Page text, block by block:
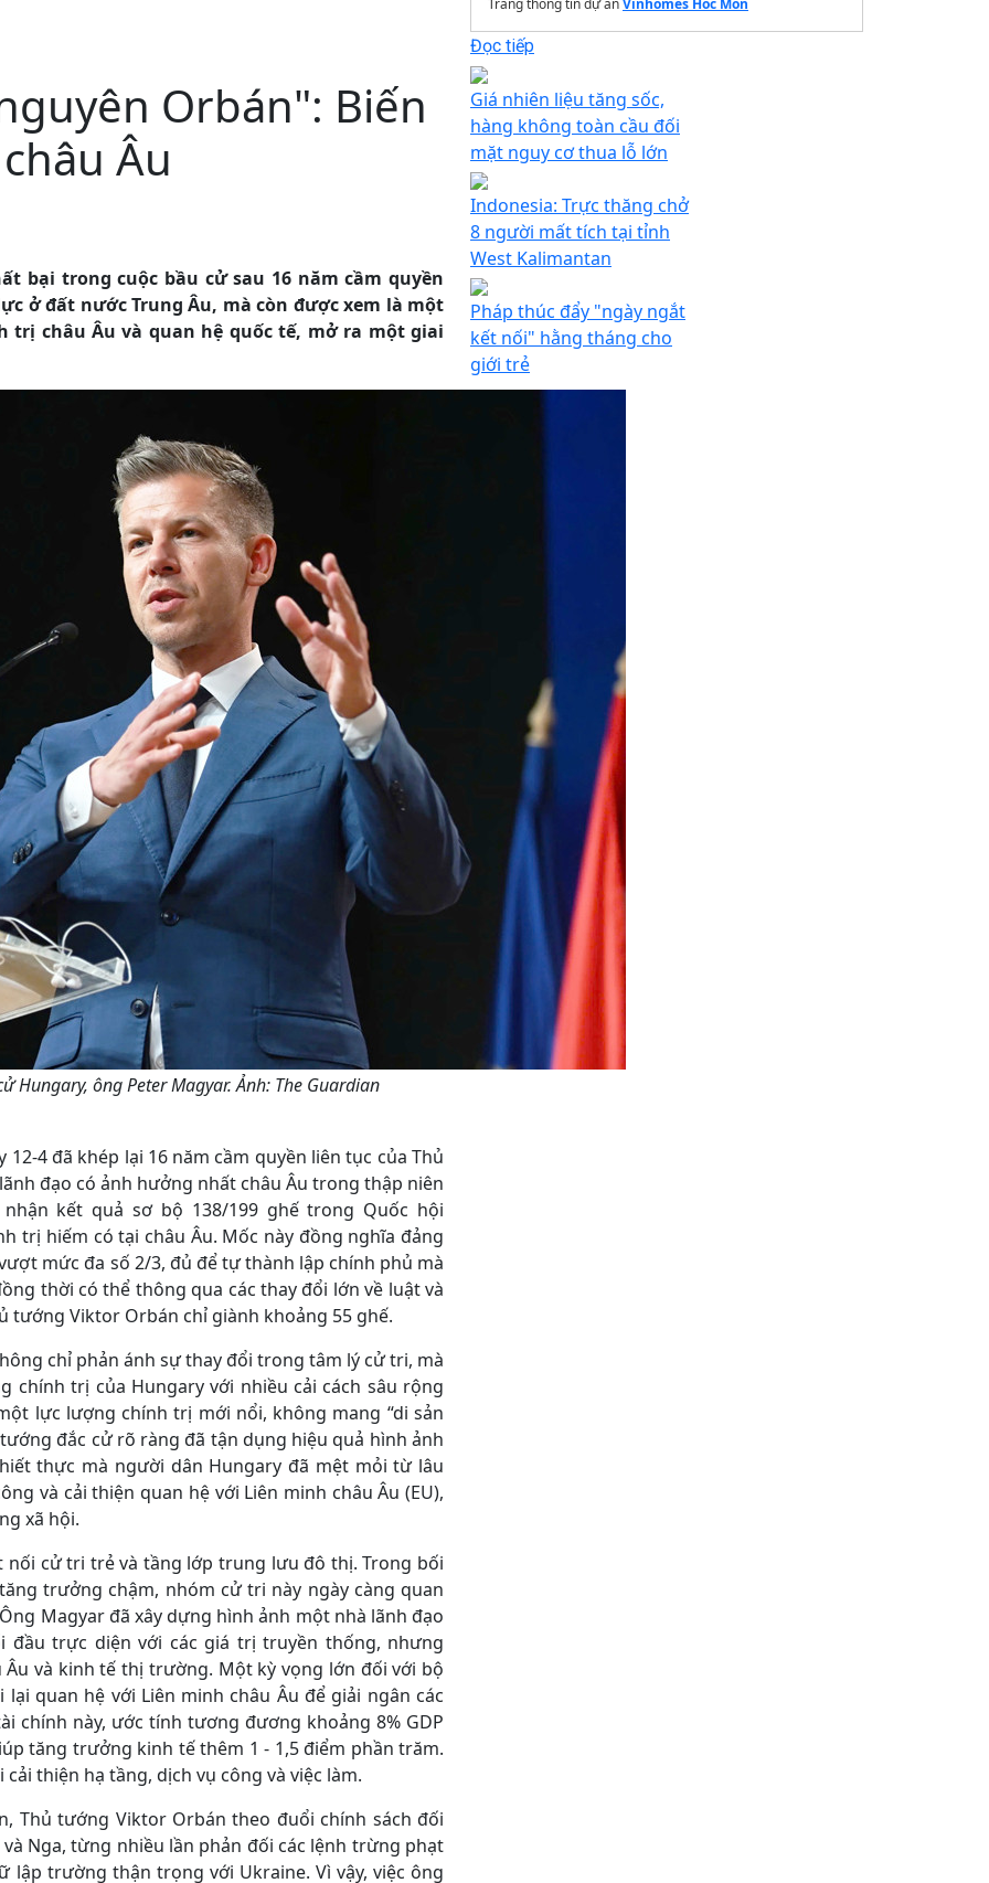
Orbán": Biến
Âu
bại trong cuộc bầu cử sau 16 năm cầm quyền
ở đất nước Trung Âu, mà còn được xem là một
trị châu Âu và quan hệ quốc tế, mở ra một giai
Hungary, ông Peter Magyar. Ảnh: The Guardian
4 đã khép lại 16 năm cầm quyền liên tục của Thủ
đạo có ảnh hưởng nhất châu Âu trong thập niên
kết quả sơ bộ 138/199 ghế trong Quốc hội
trị hiếm có tại châu Âu. Mốc này đồng nghĩa đảng
mức đa số 2/3, đủ để tự thành lập chính phủ mà
thời có thể thông qua các thay đổi lớn về luật và
tướng Viktor Orbán chỉ giành khoảng 55 ghế.
chỉ phản ánh sự thay đổi trong tâm lý cử tri, mà
trị của Hungary với nhiều cải cách sâu rộng
lực lượng chính trị mới nổi, không mang “di sản
đắc cử rõ ràng đã tận dụng hiệu quả hình ảnh
thực mà người dân Hungary đã mệt mỏi từ lâu
và cải thiện quan hệ với Liên minh châu Âu (EU),
xã hội.
cử tri trẻ và tầng lớp trung lưu đô thị. Trong bối
trưởng chậm, nhóm cử tri này ngày càng quan
Magyar đã xây dựng hình ảnh một nhà lãnh đạo
đầu trực diện với các giá trị truyền thống, nhưng
và kinh tế thị trường. Một kỳ vọng lớn đối với bộ
quan hệ với Liên minh châu Âu để giải ngân các
chính này, ước tính tương đương khoảng 8% GDP
tăng trưởng kinh tế thêm 1 - 1,5 điểm phần trăm.
thiện hạ tầng, dịch vụ công và việc làm.
Thủ tướng Viktor Orbán theo đuổi chính sách đối
Nga, từng nhiều lần phản đối các lệnh trừng phạt
lập trường thận trọng với Ukraine. Vì vậy, việc ông
Trang thông tin dự ánVinhomes Hóc Môn
Đọc tiếp
Giá nhiên liệu tăng sốc,
hàng không toàn cầu đối
mặt nguy cơ thua lỗ lớn
Indonesia: Trực thăng chở
8 người mất tích tại tỉnh
West Kalimantan
Pháp thúc đẩy "ngày ngắt
kết nối" hằng tháng cho
giới trẻ